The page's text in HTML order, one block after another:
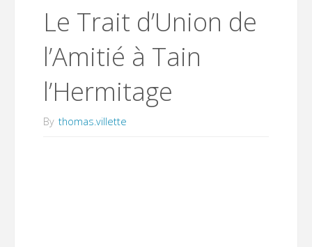
Le Trait d’Union de
l’Amitié à Tain
l’Hermitage
By thomas.villette